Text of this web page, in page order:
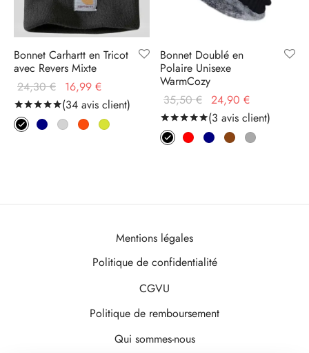
Bonnet Carhartt en Tricot
avec Revers Mixte
24,30€
Le prix
initial
était :
16,99 €
actuel
est :
Notésur 5 basé sur notations client
(34 avis client)
Bonnet Doublé en
Polaire Unisexe
WarmCozy
35,50€
Le prix
initial
était :
24,90 €
actuel
est :
Notésur 5 basé sur
(3 avis client)
Mentions légales
Politique de confidentialité
CGVU
Politique de remboursement
Qui sommes-nous